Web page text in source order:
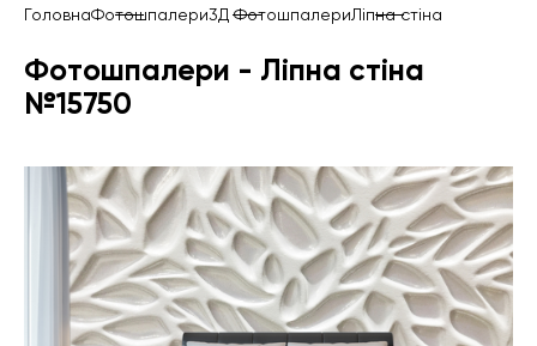
ГоловнаФотошпалери3Д ФотошпалериЛіпна стіна
Фотошпалери - Ліпна стіна
№15750